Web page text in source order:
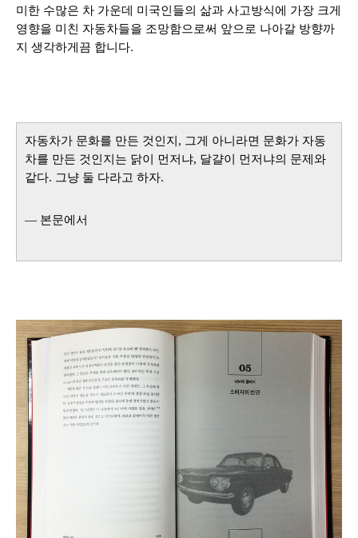
미한 수많은 차 가운데 미국인들의 삶과 사고방식에 가장 크게
영향을 미친 자동차들을 조망함으로써 앞으로 나아갈 방향까
지 생각하게끔 합니다.
자동차가 문화를 만든 것인지, 그게 아니라면 문화가 자동
차를 만든 것인지는 닭이 먼저냐, 달걀이 먼저냐의 문제와
같다. 그냥 둘 다라고 하자.
— 본문에서